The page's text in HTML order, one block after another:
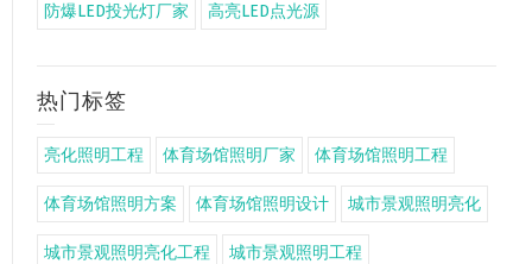
防爆LED投光灯厂家 高亮LED点光源
热门标签
亮化照明工程 体育场馆照明厂家 体育场馆照明工程
体育场馆照明方案 体育场馆照明设计 城市景观照明亮化
城市景观照明亮化工程 城市景观照明工程